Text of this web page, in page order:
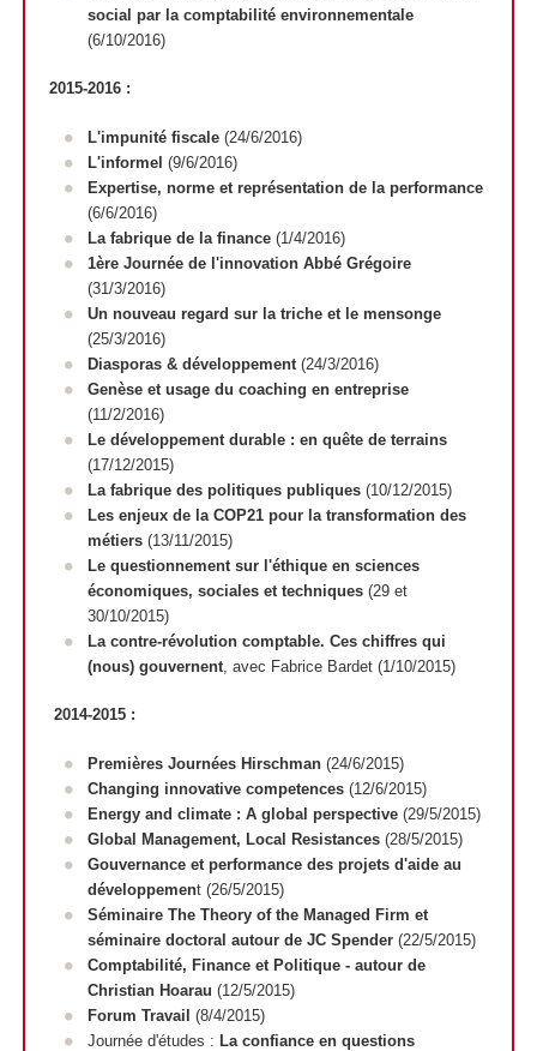
social par la comptabilité environnementale
(6/10/2016)
2015-2016 :
L'impunité fiscale (24/6/2016)
L'informel (9/6/2016)
Expertise, norme et représentation de la performance
(6/6/2016)
La fabrique de la finance (1/4/2016)
1ère Journée de l'innovation Abbé Grégoire
(31/3/2016)
Un nouveau regard sur la triche et le mensonge
(25/3/2016)
Diasporas & développement (24/3/2016)
Genèse et usage du coaching en entreprise
(11/2/2016)
Le développement durable : en quête de terrains
(17/12/2015)
La fabrique des politiques publiques (10/12/2015)
Les enjeux de la COP21 pour la transformation des
métiers (13/11/2015)
Le questionnement sur l'éthique en sciences
économiques, sociales et techniques (29 et
30/10/2015)
La contre-révolution comptable. Ces chiffres qui
(nous) gouvernent , avec Fabrice Bardet (1/10/2015)
2014-2015 :
Premières Journées Hirschman (24/6/2015)
Changing innovative competences (12/6/2015)
Energy and climate : A global perspective (29/5/2015)
Global Management, Local Resistances (28/5/2015)
Gouvernance et performance des projets d'aide au
développement (26/5/2015)
Séminaire The Theory of the Managed Firm et
séminaire doctoral autour de JC Spender (22/5/2015)
Comptabilité, Finance et Politique - autour de
Christian Hoarau (12/5/2015)
Forum Travail (8/4/2015)
Journée d'études : La confiance en questions